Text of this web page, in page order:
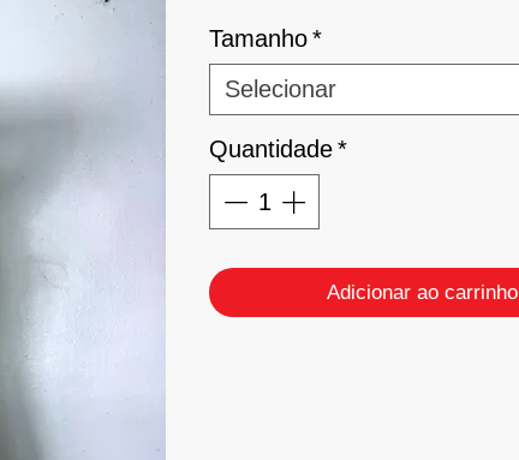
Tamanho*
Selecionar
Quantidade*
Adicionar ao carrinho